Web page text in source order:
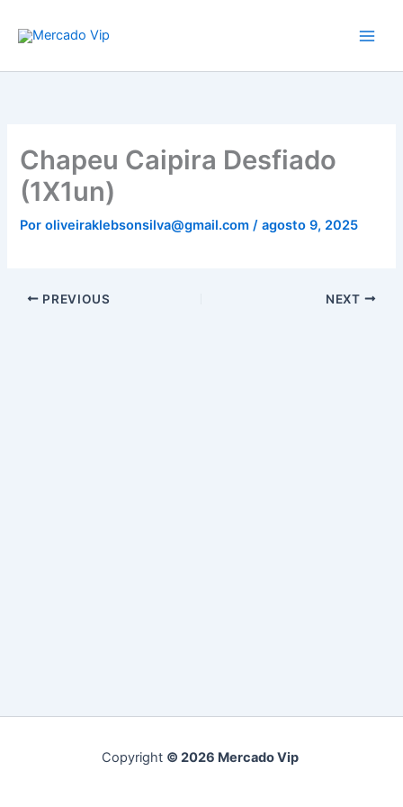
para
conteúdo
Chapeu Caipira Desfiado
(1X1un)
Poroliveiraklebsonsilva@gmail.com/agosto 9, 2025
PREVIOUS NEXT
Copyright © 2026 Mercado Vip